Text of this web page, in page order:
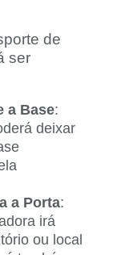
de
ser
a Base:
deixar
a Porta:
irá
ou local